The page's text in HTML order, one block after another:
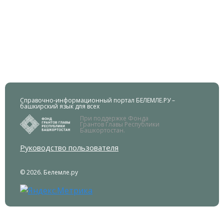
Справочно-информационный портал БЕЛЕМЛЕ.РУ –
башкирский язык для всех
При поддержке Фонда
Грантов Главы Республики
Башкортостан.
Руководство пользователя
© 2026. Белемле.ру